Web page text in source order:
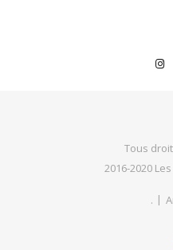
Tous
2016-2020
.